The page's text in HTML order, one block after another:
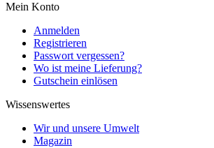
Mein Konto
Anmelden
Registrieren
Passwort vergessen?
Wo ist meine Lieferung?
Gutschein einlösen
Wissenswertes
Wir und unsere Umwelt
Magazin